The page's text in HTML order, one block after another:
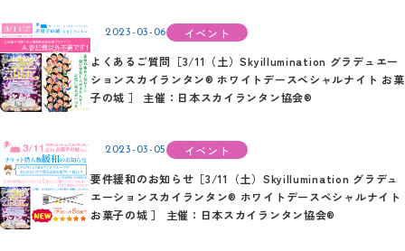
2023-03-06
イベント
よくあるご質問［3/11（土）Skyillumination グラデュエー
ションスカイランタン® ホワイトデースペシャルナイト お菓
子の城 ］ 主催：日本スカイランタン協会®
2023-03-05
イベント
要件緩和のお知らせ［3/11（土）Skyillumination グラデュ
エーションスカイランタン® ホワイトデースペシャルナイト
お菓子の城 ］ 主催：日本スカイランタン協会®